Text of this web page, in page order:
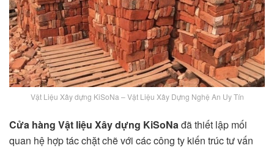
Vật Liệu Xây dựng KiSoNa – Vật Liệu Xây Dựng Nghệ An Uy Tín
Cửa hàng Vật liệu Xây dựng KiSoNađã thiết lập mối
quan hệ hợp tác chặt chẽ với các công ty kiến trúc tư vấn